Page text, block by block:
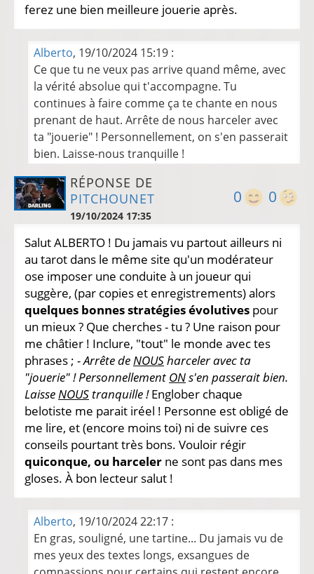
ferez une bien meilleure jouerie après.
Alberto, 19/10/2024 15:19 :
Ce que tu ne veux pas arrive quand même, avec
la vérité absolue qui t'accompagne. Tu
continues à faire comme ça te chante en nous
prenant de haut. Arrête de nous harceler avec
ta "jouerie" ! Personnellement, on s'en passerait
bien. Laisse-nous tranquille !
0
0
RÉPONSE DE
PITCHOUNET
19/10/2024 17:35
Salut ALBERTO ! Du jamais vu partout ailleurs ni
au tarot dans le même site qu'un modérateur
ose imposer une conduite à un joueur qui
suggère, (par copies et enregistrements) alors
quelques bonnes stratégies évolutives pour
un mieux ? Que cherches - tu ? Une raison pour
me châtier ! Inclure, "tout" le monde avec tes
phrases ; - Arrête deNOUSharceler avec ta
"jouerie" ! Personnellement ONs'en passerait bien.
LaisseNOUStranquille !Englober chaque
belotiste me parait iréel ! Personne est obligé de
me lire, et (encore moins toi) ni de suivre ces
conseils pourtant très bons. Vouloir régir
quiconque, ou harceler ne sont pas dans mes
gloses. À bon lecteur salut !
Alberto, 19/10/2024 22:17 :
En gras, souligné, une tartine... Du jamais vu de
mes yeux des textes longs, exsangues de